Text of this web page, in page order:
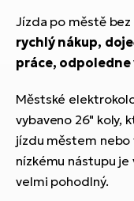
Jízda po městě
rychlý nákup,
práce, odpoledne
Městské
vybaveno 26" koly,
jízdu městem nebo
nízkému nástupu
velmi pohodlný.